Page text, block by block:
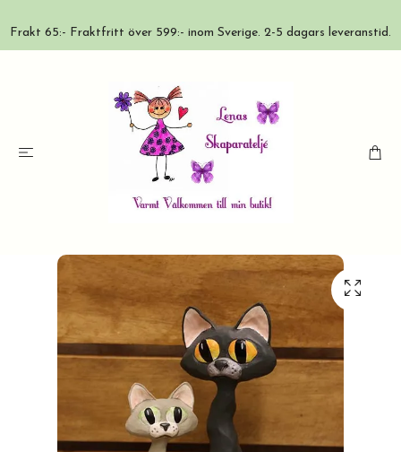
Frakt 65:- Fraktfritt över 599:- inom Sverige. 2-5 dagars leveranstid.